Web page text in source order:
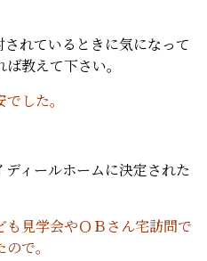
れているときに気になって
教えて下さい。
した。
ィールホームに決定された
見学会やＯＢさん宅訪問で
で。